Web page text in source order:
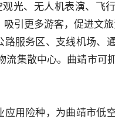
光、无人机表演、飞
引更多游客，促进文旅
服务区、支线机场、
流集散中心。曲靖市可
用险种，为曲靖市低